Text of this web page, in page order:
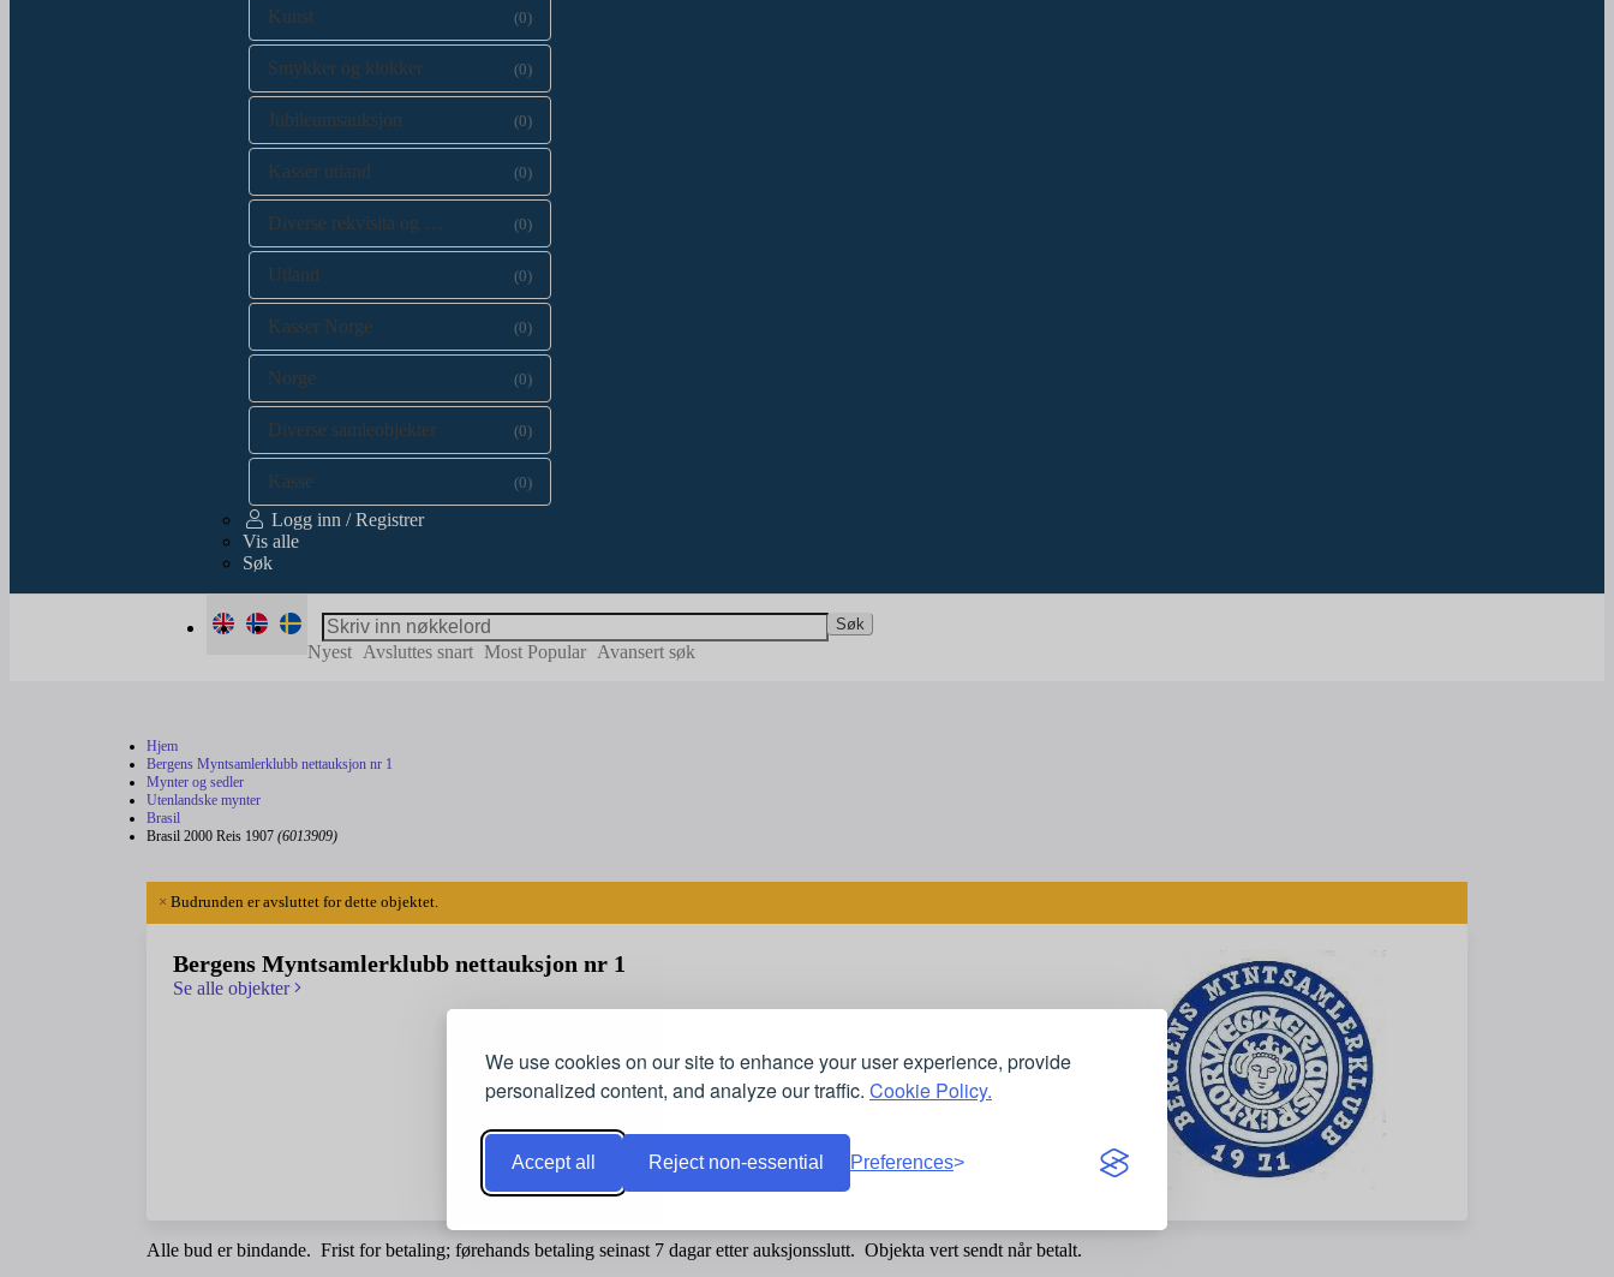
We use cookies on our site to enhance your user experience, provide
personalized content, and analyze our traffic. Cookie Policy.
Accept all Reject non-essential Preferences
Kunst (0)
Smykker og klokker (0)
Jubileumsauksjon (0)
Kasser utland (0)
Diverse rekvisita og kataloger (0)
Utland (0)
Kasser Norge (0)
Norge (0)
Diverse samleobjekter (0)
Kasse (0)
Logg inn / Registrer
Vis alle
Søk
Søk
Nyest Avsluttes snart Most Popular Avansert søk
Hjem
Bergens Myntsamlerklubb nettauksjon nr 1
Mynter og sedler
Utenlandske mynter
Brasil
Brasil 2000 Reis 1907 (6013909)
× Budrunden er avsluttet for dette objektet.
Bergens Myntsamlerklubb nettauksjon nr 1
Se alle objekter
Alle bud er bindande. Frist for betaling; førehands betaling seinast 7 dagar etter auksjonsslutt. Objekta vert sendt når betalt.